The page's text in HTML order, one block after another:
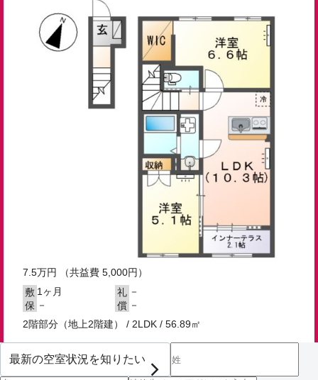
7.5万円
（共益費 5,000円）
敷 1ヶ月 礼 －
保 － 償 －
2階部分（地上2階建） / 2LDK / 56.89㎡